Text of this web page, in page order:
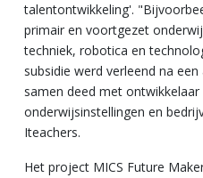
talentontwikkeling'.
primair en voortgezet
techniek, robotica en
subsidie werd verleend na
samen deed met
onderwijsinstellingen en
Iteachers.
Het project MICS Future